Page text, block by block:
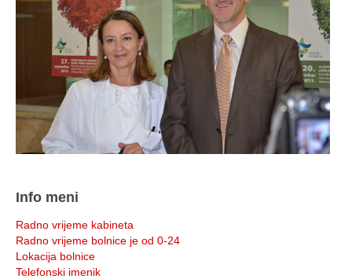
Info meni
Radno vrijeme kabineta
Radno vrijeme bolnice je od 0-24
Lokacija bolnice
Telefonski imenik